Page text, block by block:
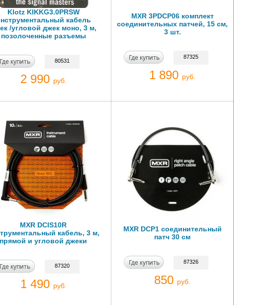
Klotz KIKKG3.0PRSW
кабель
/угловой джек моно, 3 м,
позолоченные разъемы
Где купить 80531
2 990 руб.
MXR 3PDCP06 комплект
соединительных патчей, 15 см,
3 шт.
Где купить 87325
1 890 руб.
MXR DCIS10R
кабель, 3 м,
прямой и угловой джеки
Где купить 87320
1 490 руб.
MXR DCP1 соединительный
патч 30 см
Где купить 87326
850 руб.